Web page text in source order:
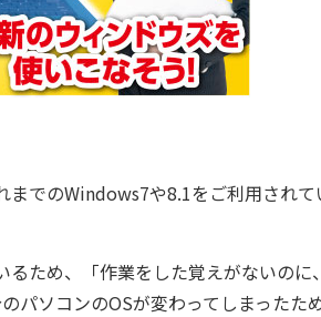
でのWindows7や8.1をご利用され
ため、「作業をした覚えがないのに
パソコンのOSが変わってしまった